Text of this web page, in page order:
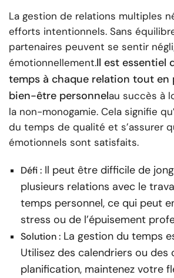
La gestion de relations multiples
efforts intentionnels. Sans
partenaires peuvent se sentir
émotionnellement.Il est essentiel
temps à chaque relation tout en
bien-être personnelau succès à
la non-monogamie. Cela signifie
du temps de qualité et s’assurer
émotionnels sont satisfaits.
Défi : Il peut être difficile de
plusieurs relations avec le
temps personnel, ce qui peut
stress ou de l’épuisement
Solution : La gestion du temps
Utilisez des calendriers ou des
planification, maintenez votre